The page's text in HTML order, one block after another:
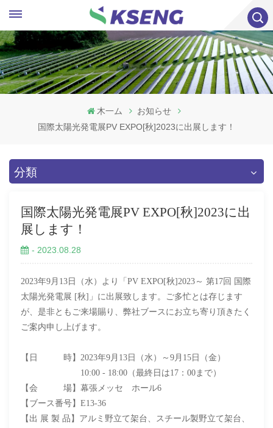
木一ム
お知らせ
国際太陽光発電展PV EXPO[秋]2023に出展します！
分類
国際太陽光発電展PV EXPO[秋]2023に出
展します！
- 2023.08.28
2023年9月13日（水）より「PV EXPO[秋]2023～ 第17回 国際
太陽光発電展 [秋]」に出展致します。
ご多忙とは存じます
が、是非ともご来場賜り、弊社ブースにお立ち寄り頂きたく
ご案内申し上げます。
【日 時】 2023年9月13日（水）～9月15日（金）
10:00 - 18:00（最終日は17：00まで）
【会 場】幕張メッセ ホール6
【 ブース番号】E13-36
【出 展 製 品】 アルミ野立て架台、
スチール製野立て架台、